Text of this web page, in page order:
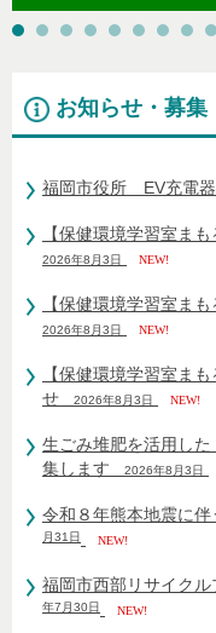
お知らせ・募集
福岡市役所 EV充電器
【保健環境学習室ま
2026年8月3日 NEW!
【保健環境学習室ま
2026年8月3日 NEW!
【保健環境学習室ま
せ
2026年8月3日 NEW!
生ごみ堆肥を活用し
集します
2026年8月3日
令和８年熊本地震に
月31日 NEW!
福岡市西部リサイク
年7月30日 NEW!